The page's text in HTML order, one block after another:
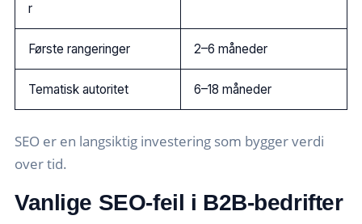
r
Første rangeringer 2–6 måneder
Tematisk autoritet 6–18 måneder
SEO er en langsiktig investering som bygger verdi
over tid.
Vanlige SEO-feil i B2B-bedrifter